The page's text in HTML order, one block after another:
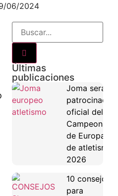
06/2024
Últimas
publicaciones
Joma será
patrocinador
oficial del
Campeonato
de Europa
de atletismo
2026
10 consejos
para